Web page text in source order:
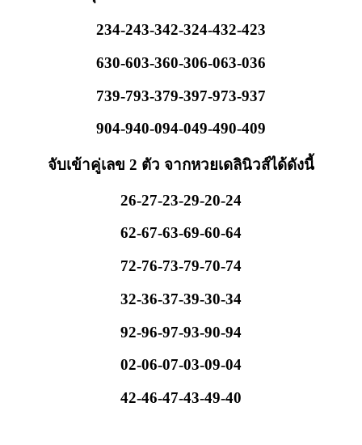
234-243-342-324-432-423
630-603-360-306-063-036
739-793-379-397-973-937
904-940-094-049-490-409
จับเข้าคู่เลข 2 ตัว จากหวยเดลินิวส์ได้ดังนี้
26-27-23-29-20-24
62-67-63-69-60-64
72-76-73-79-70-74
32-36-37-39-30-34
92-96-97-93-90-94
02-06-07-03-09-04
42-46-47-43-49-40